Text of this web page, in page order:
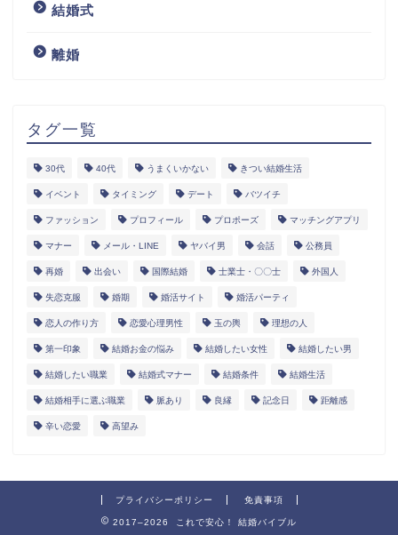
結婚式
離婚
タグ一覧
30代 40代 うまくいかない きつい結婚生活
イベント タイミング デート バツイチ
ファッション プロフィール プロポーズ マッチングアプリ
マナー メール・LINE ヤバイ男 会話 公務員
再婚 出会い 国際結婚 士業士・〇〇士 外国人
失恋克服 婚期 婚活サイト 婚活パーティ
恋人の作り方 恋愛心理男性 玉の輿 理想の人
第一印象 結婚お金の悩み 結婚したい女性 結婚したい男
結婚したい職業 結婚式マナー 結婚条件 結婚生活
結婚相手に選ぶ職業 脈あり 良縁 記念日 距離感
辛い恋愛 高望み
プライバシーポリシー 免責事項
2017–2026 これで安心！ 結婚バイブル